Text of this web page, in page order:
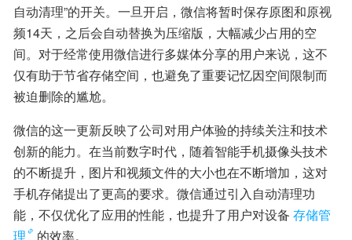
自动清理”的开关。一旦开启，微信将暂时保存原图和原视
频14天，之后会自动替换为压缩版，大幅减少占用的空
间。对于经常使用微信进行多媒体分享的用户来说，这不
仅有助于节省存储空间，也避免了重要记忆因空间限制而
被迫删除的尴尬。
微信的这一更新反映了公司对用户体验的持续关注和技术
创新的能力。在当前数字时代，随着智能手机摄像头技术
的不断提升，图片和视频文件的大小也在不断增加，这对
手机存储提出了更高的要求。微信通过引入自动清理功
能，不仅优化了应用的性能，也提升了用户对设备 存储管
理
的效率。